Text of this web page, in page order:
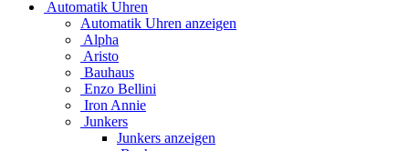
Automatik Uhren
Automatik Uhren anzeigen
Alpha
Aristo
Bauhaus
Enzo Bellini
Iron Annie
Junkers
Junkers anzeigen